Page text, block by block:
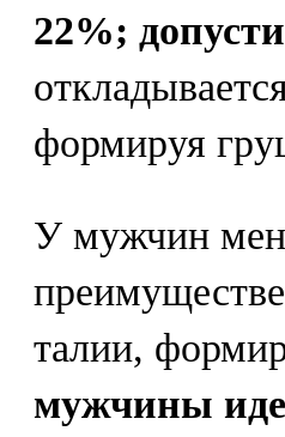
22%;
формируя
У мужчин
талии,
мужчины